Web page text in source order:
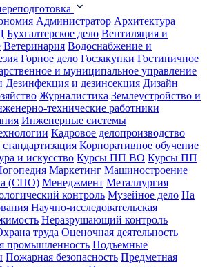
Администратор Архитектура
Бухгалтерское дело Вентиляция и
Ветеринария Водоснабжение и
Горное дело Госзакупки Гостиничное
и муниципальное управление
Дезинфекция и дезинсекция Дизайн
Журналистика Землеустройство и
технические работники
Инженерные системы
Кадровое делопроизводство
Корпоративное обучение
и искусство Курсы ПП ВО Курсы ПП
Маркетинг Машиностроение
(СПО) Менеджмент Металлургия
контроль Музейное дело На
Научно-исследовательская
Неразрушающий контроль
труда Оценочная деятельность
промышленность Подъемные
Пожарная безопасность Предметная